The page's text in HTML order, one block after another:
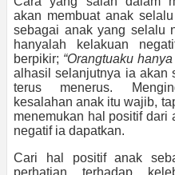
akan membuat anak
sebagai anak yang selalu
hanyalah kelakuan
berpikir; “Orangtuaku
alhasil selanjutnya ia akan
terus menerus.
kesalahan anak itu wajib,
menemukan hal positif dari
negatif ia dapatkan.
Cari hal positif anak